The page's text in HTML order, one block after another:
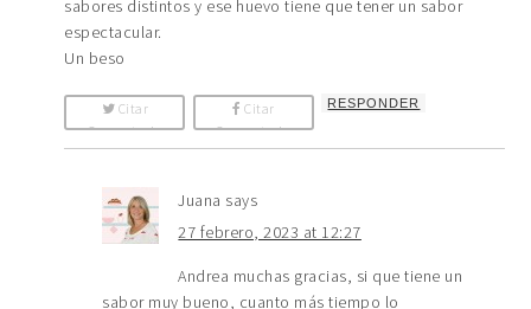
sabores distintos y ese huevo tiene que tener un sabor
espectacular.
Un beso
Citar
Comentario
Citar
Comentario
RESPONDER
Juana says
27 febrero, 2023 at 12:27
Andrea muchas gracias, si que tiene un
sabor muy bueno, cuanto más tiempo lo